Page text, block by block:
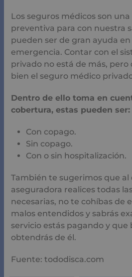
Deja aquí tu comentario
respuesta
Tu dirección de correo
publicada. Los campos
Comentario*